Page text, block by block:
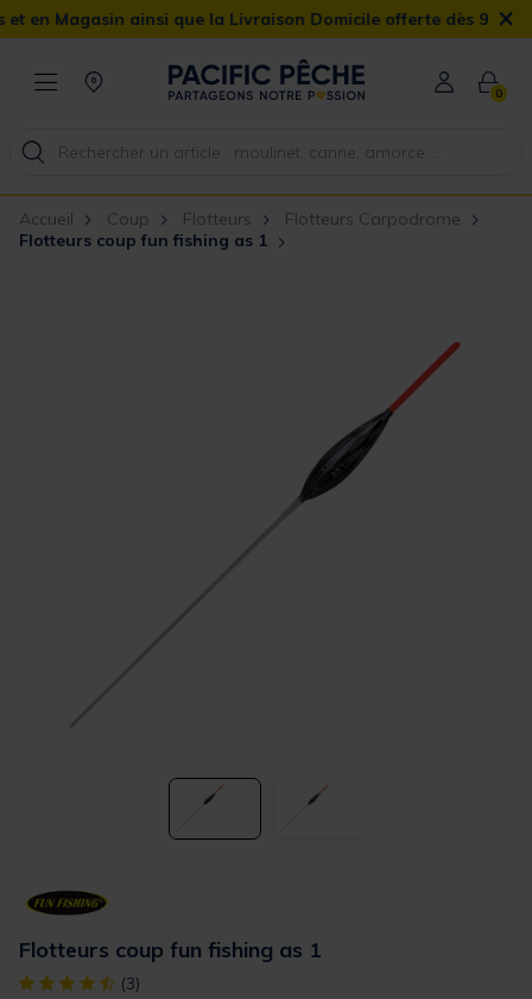
ainsi que la Livraison Domicile offerte dès 90€ ×
0
Accueil Coup Flotteurs
Flotteurs Carpodrome
Flotteurs coup fun fishing as 1
Flotteurs coup fun fishing as 1
[object Object] out of 5 Customer Rating
(3)